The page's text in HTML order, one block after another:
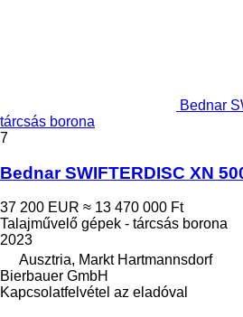
Bednar
tárcsás borona
7
Bednar SWIFTERDISC XN
37 200 EUR ≈ 13 470 000 Ft
Talajművelő gépek - tárcsás borona
2023
Ausztria, Markt Hartmannsdorf
Bierbauer GmbH
Kapcsolatfelvétel az eladóval